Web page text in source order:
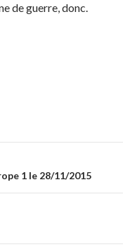
de guerre, donc.
1 le 28/11/2015